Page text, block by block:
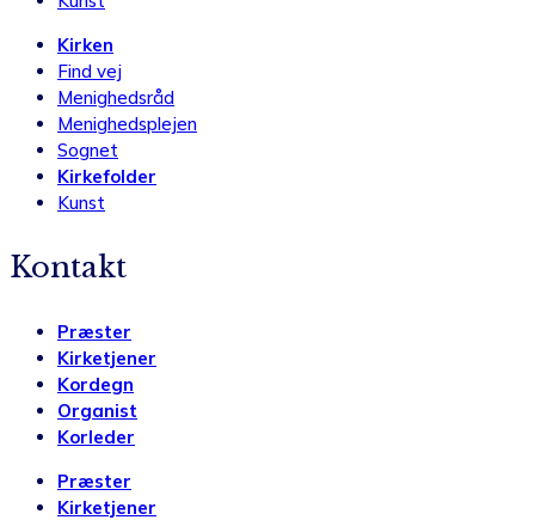
Kirken
Find vej
Menighedsråd
Menighedsplejen
Sognet
Kirkefolder
Kunst
Kontakt
Præster
Kirketjener
Kordegn
Organist
Korleder
Præster
Kirketjener